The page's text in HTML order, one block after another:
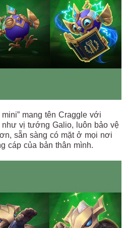
mang tên Craggle với
vị tướng Galio, luôn bảo vệ
sẵn sàng có mặt ở mọi nơi
cáp của bản thân mình.